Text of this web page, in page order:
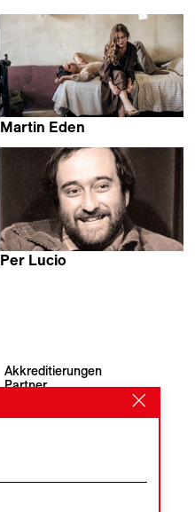
Martin Eden
Per Lucio
Akkreditierungen
Partner
#VisionsduReel
Medienpartner